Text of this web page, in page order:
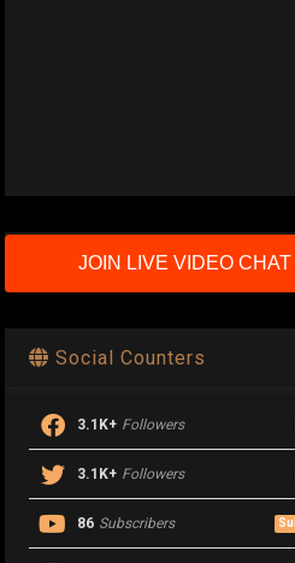
JOIN LIVE VIDEO CHAT
Social Counters
3.1K+ Followers
3.1K+ Followers
86 Subscribers